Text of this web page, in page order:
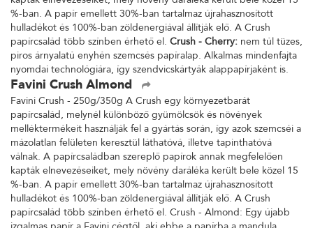
%-ban. A papír emellett 30%-ban tartalmaz újrahasznosított
hulladékot és 100%-ban zöldenergiával állítják elő. A Crush
papírcsalád több színben érhető el. Crush - Cherry: nem túl tüzes,
piros árnyalatú enyhén szemcsés papíralap. Alkalmas mindenfajta
nyomdai technológiára, így szendvicskártyák alappapírjaként is.
Favini Crush Almond
Favini Crush - 250g/350g A Crush egy környezetbarát
papírcsalád, melynél különböző gyümölcsök és növények
melléktermékeit használják fel a gyártás során, így azok szemcséi a
mázolatlan felületen keresztül láthatóvá, illetve tapinthatóvá
válnak. A papírcsaládban szereplő papírok annak megfelelően
kapták elnevezéseiket, mely növény daráléka került bele közel 15
%-ban. A papír emellett 30%-ban tartalmaz újrahasznosított
hulladékot és 100%-ban zöldenergiával állítják elő. A Crush
papírcsalád több színben érhető el. Crush - Almond: Egy újabb